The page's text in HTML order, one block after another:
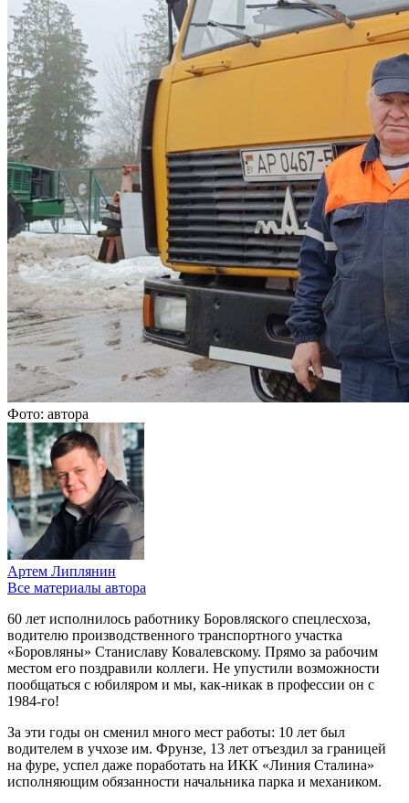
Фото: автора
Артем Липлянин
Все материалы автора
60 лет исполнилось работнику Боровляского спецлесхоза,
водителю производственного транспортного участка
«Боровляны» Станиславу Ковалевскому. Прямо за рабочим
местом его поздравили коллеги. Не упустили возможности
пообщаться с юбиляром и мы, как-никак в профессии он с
1984-го!
За эти годы он сменил много мест работы: 10 лет был
водителем в учхозе им. Фрунзе, 13 лет отъездил за границей
на фуре, успел даже поработать на ИКК «Линия Сталина»
исполняющим обязанности начальника парка и механиком.